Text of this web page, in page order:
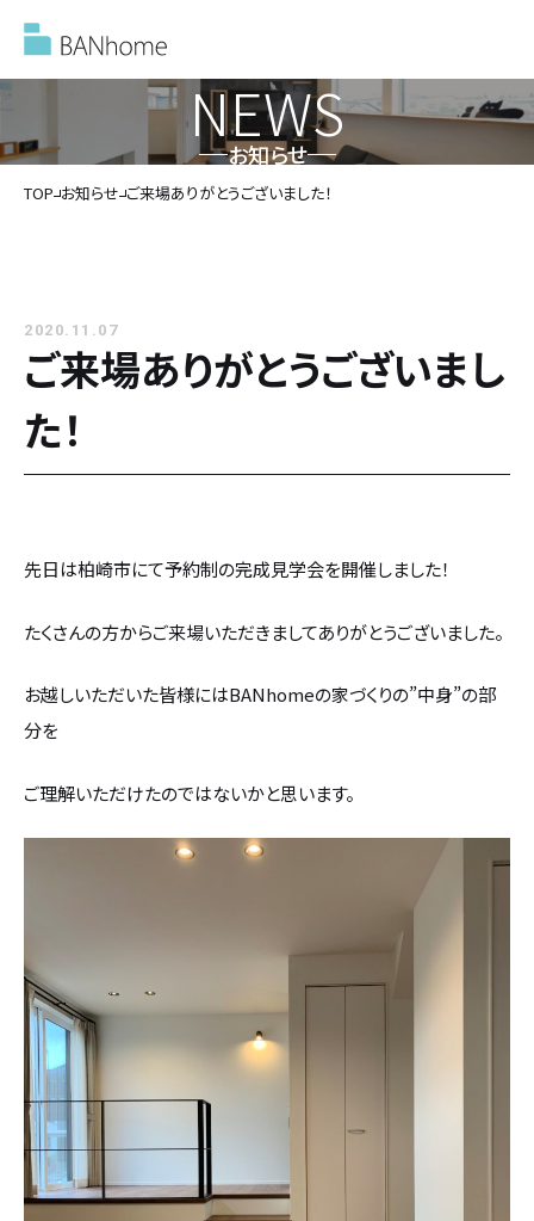
イベント情報
施工事例
バンホームの家づくり
設計・デザイン
耐震・断熱
保証・アフターメンテナンス
家づくりの流れ
セミオーダー住宅
会社概要
スタッフ紹介
お客様の声
住宅の無料相談会
カタログ請求
採用情報
NEWS
お知らせ
TOP お知らせ ご来場ありがとうございました！
2020.11.07
ご来場ありがとうございまし
た！
先日は柏崎市にて予約制の完成見学会を開催しました！
たくさんの方からご来場いただきましてありがとうございました。
お越しいただいた皆様にはBANhomeの家づくりの”中身”の部
分を
ご理解いただけたのではないかと思います。